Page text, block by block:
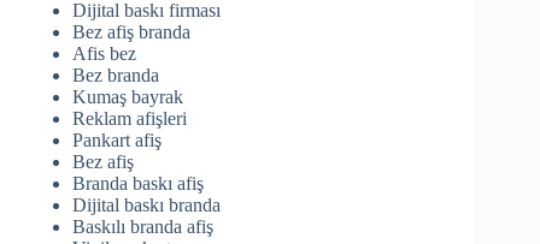
Dijital baskı firması
Bez afiş branda
Afis bez
Bez branda
Kumaş bayrak
Reklam afişleri
Pankart afiş
Bez afiş
Branda baskı afiş
Dijital baskı branda
Baskılı branda afiş